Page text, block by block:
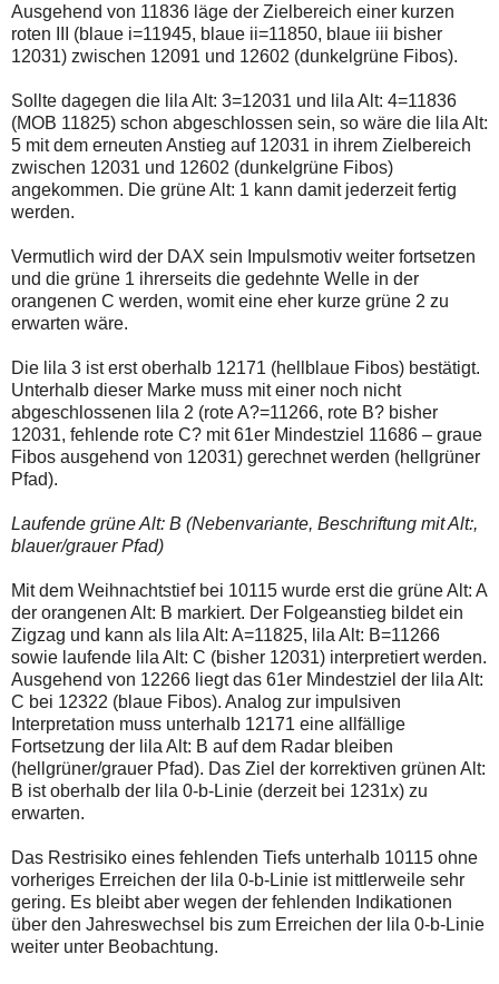
Ausgehend von 11836 läge der Zielbereich einer kurzen
roten III (blaue i=11945, blaue ii=11850, blaue iii bisher
12031) zwischen 12091 und 12602 (dunkelgrüne Fibos).
Sollte dagegen die lila Alt: 3=12031 und lila Alt: 4=11836
(MOB 11825) schon abgeschlossen sein, so wäre die lila Alt:
5 mit dem erneuten Anstieg auf 12031 in ihrem Zielbereich
zwischen 12031 und 12602 (dunkelgrüne Fibos)
angekommen. Die grüne Alt: 1 kann damit jederzeit fertig
werden.
Vermutlich wird der DAX sein Impulsmotiv weiter fortsetzen
und die grüne 1 ihrerseits die gedehnte Welle in der
orangenen C werden, womit eine eher kurze grüne 2 zu
erwarten wäre.
Die lila 3 ist erst oberhalb 12171 (hellblaue Fibos) bestätigt.
Unterhalb dieser Marke muss mit einer noch nicht
abgeschlossenen lila 2 (rote A?=11266, rote B? bisher
12031, fehlende rote C? mit 61er Mindestziel 11686 – graue
Fibos ausgehend von 12031) gerechnet werden (hellgrüner
Pfad).
Laufende grüne Alt: B (Nebenvariante, Beschriftung mit Alt:,
blauer/grauer Pfad)
Mit dem Weihnachtstief bei 10115 wurde erst die grüne Alt: A
der orangenen Alt: B markiert. Der Folgeanstieg bildet ein
Zigzag und kann als lila Alt: A=11825, lila Alt: B=11266
sowie laufende lila Alt: C (bisher 12031) interpretiert werden.
Ausgehend von 12266 liegt das 61er Mindestziel der lila Alt:
C bei 12322 (blaue Fibos). Analog zur impulsiven
Interpretation muss unterhalb 12171 eine allfällige
Fortsetzung der lila Alt: B auf dem Radar bleiben
(hellgrüner/grauer Pfad). Das Ziel der korrektiven grünen Alt:
B ist oberhalb der lila 0-b-Linie (derzeit bei 1231x) zu
erwarten.
Das Restrisiko eines fehlenden Tiefs unterhalb 10115 ohne
vorheriges Erreichen der lila 0-b-Linie ist mittlerweile sehr
gering. Es bleibt aber wegen der fehlenden Indikationen
über den Jahreswechsel bis zum Erreichen der lila 0-b-Linie
weiter unter Beobachtung.